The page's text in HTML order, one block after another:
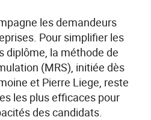
les demandeurs
Pour simplifier les
diplôme, la méthode de
(MRS), initiée dès
et Pierre Liege, reste
les plus efficaces pour
des candidats.